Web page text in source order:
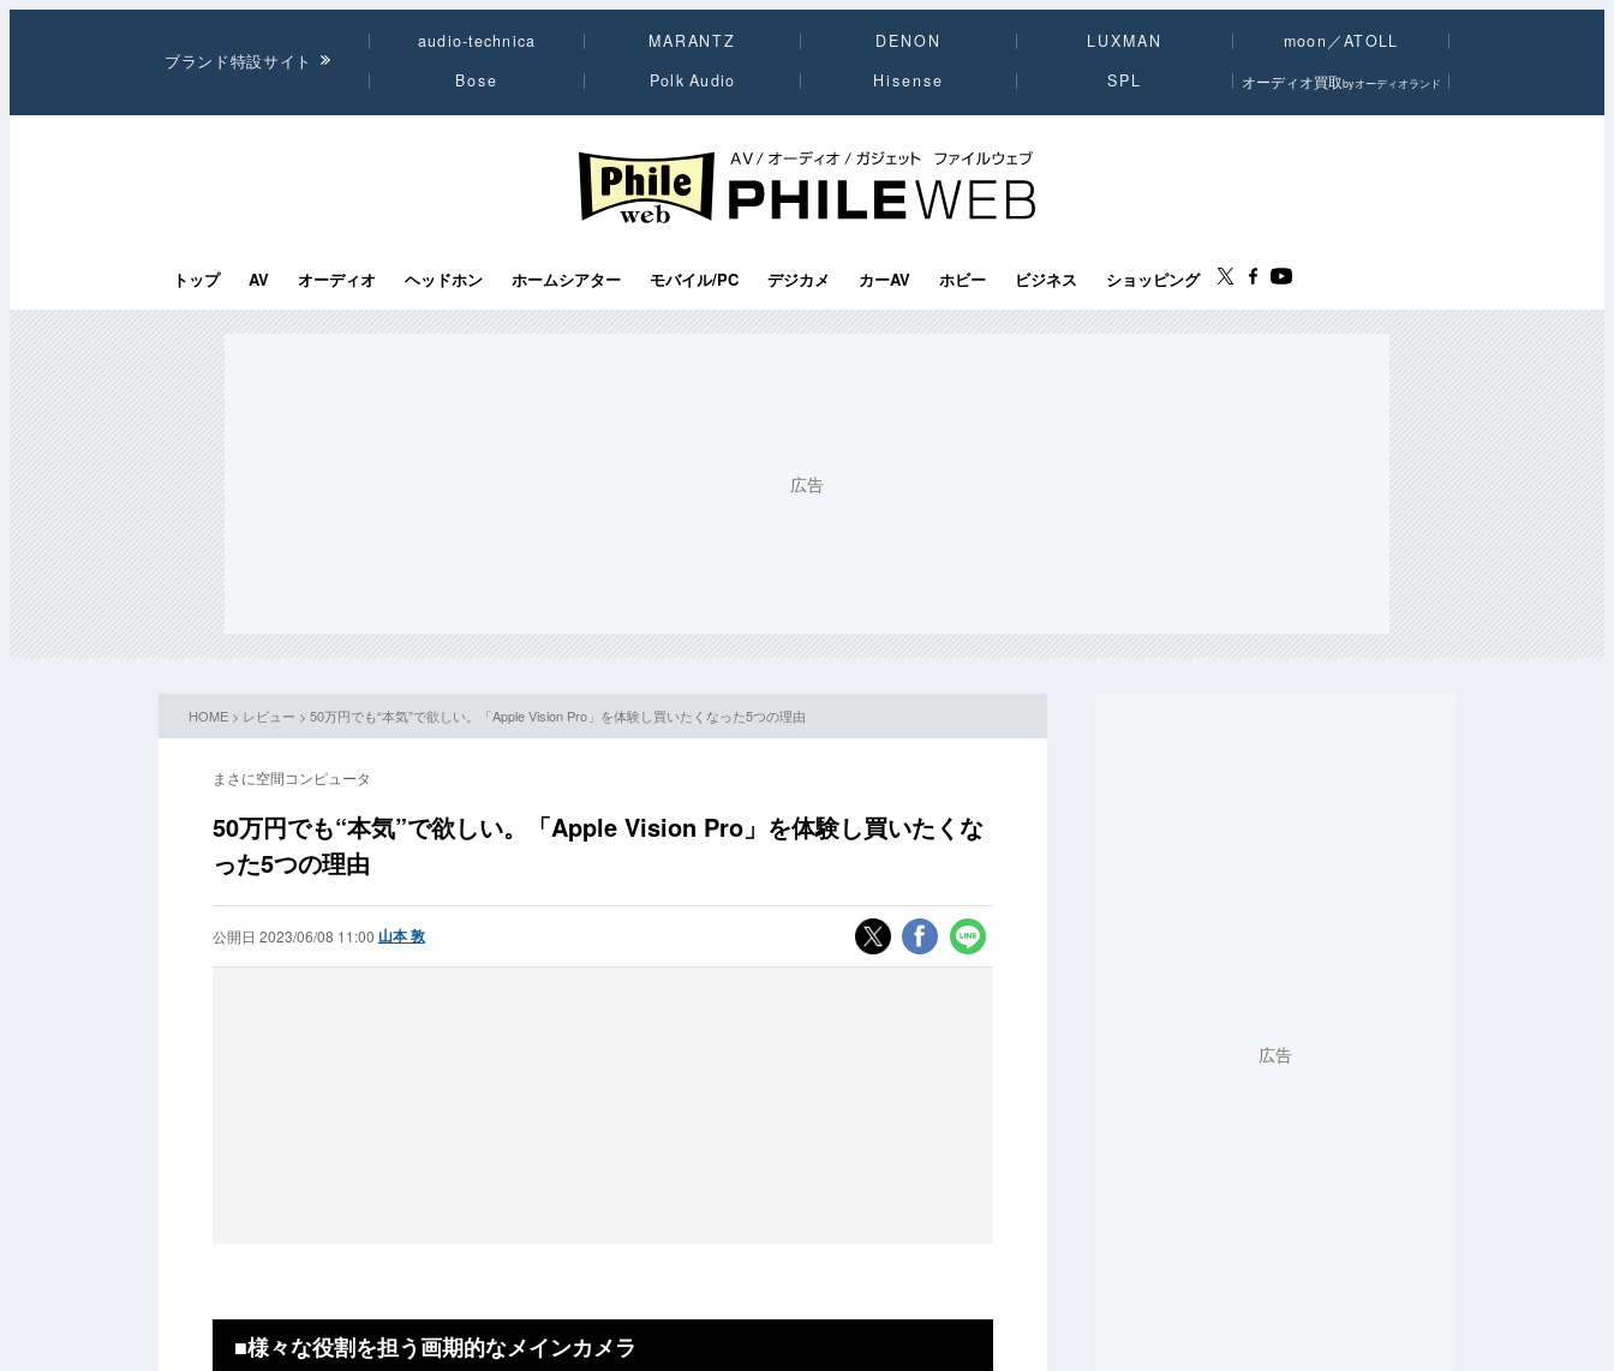
ブランド特設サイト
audio-technica MARANTZ DENON LUXMAN
moon／ATOLL
Bose
Polk Audio Hisense SPL オーディオ買取byオーディオランド
PHILE WEB｜AV/オーディオ/ガジェット
トップ AV オーディオ ヘッドホン ホームシアター モバイル/PC デジカメ カーAV ホビー ビジネス ショッピング
HOME > レビュー > 50万円でも“本気”で欲しい。「Apple Vision Pro」を体験し買いたくなった5つの理由
まさに空間コンピュータ
50万円でも“本気”で欲しい。「Apple Vision Pro」を体験し買いたくな
った5つの理由
公開日 2023/06/08 11:00 山本 敦
■様々な役割を担う画期的なメインカメラ